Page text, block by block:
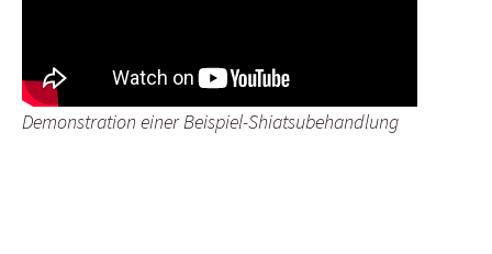
Demonstration einer Beispiel-Shiatsubehandlung